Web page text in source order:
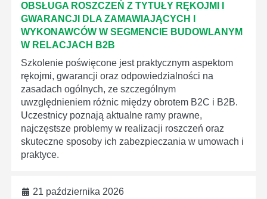
OBSŁUGA ROSZCZEŃ Z TYTUŁY RĘKOJMI I
GWARANCJI DLA ZAMAWIAJĄCYCH I
WYKONAWCÓW W SEGMENCIE BUDOWLANYM
W RELACJACH B2B
Szkolenie poświęcone jest praktycznym aspektom
rękojmi, gwarancji oraz odpowiedzialności na
zasadach ogólnych, ze szczególnym
uwzględnieniem różnic między obrotem B2C i B2B.
Uczestnicy poznają aktualne ramy prawne,
najczęstsze problemy w realizacji roszczeń oraz
skuteczne sposoby ich zabezpieczania w umowach i
praktyce.
21 października 2026